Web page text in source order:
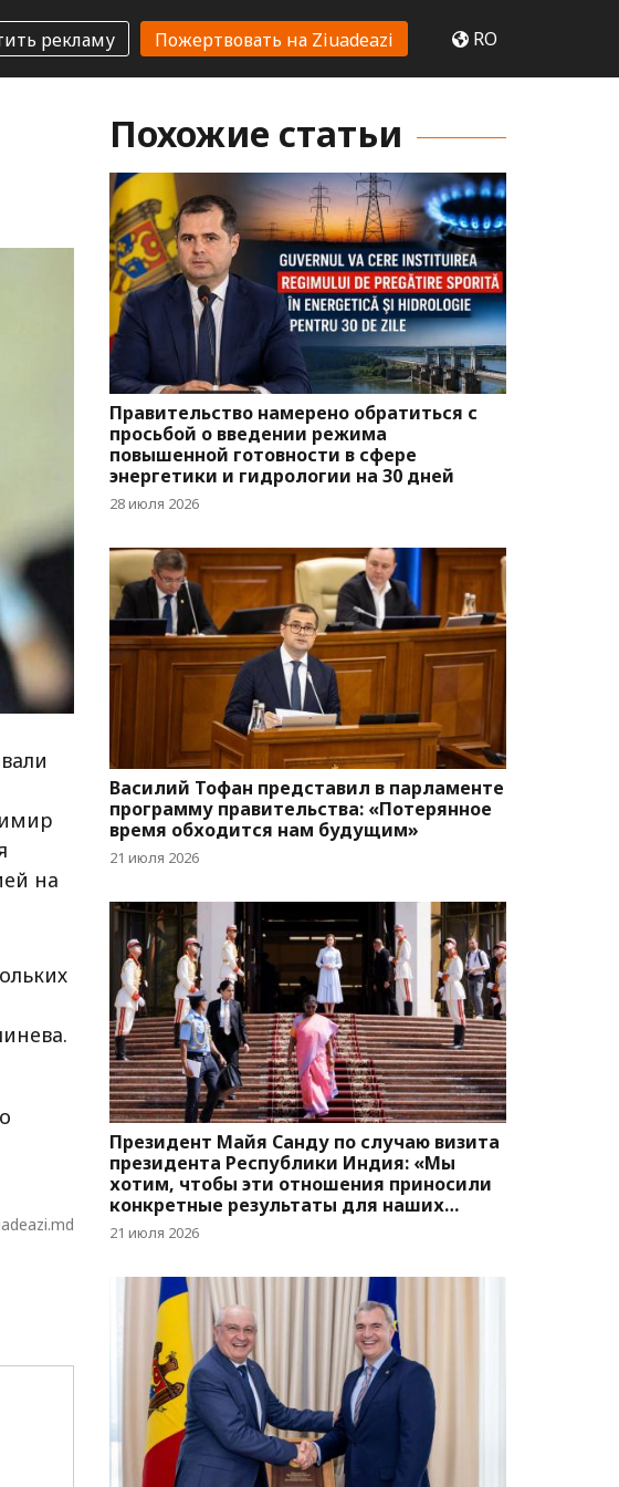
рекламу Пожертвовать на Ziuadeazi RO
на
Похожие статьи
Правительство намерено обратиться с
просьбой о введении режима
повышенной готовности в сфере
энергетики и гидрологии на 30 дней
28 июля 2026
Василий Тофан представил в парламенте
программу правительства: «Потерянное
время обходится нам будущим»
21 июля 2026
Президент Майя Санду по случаю визита
президента Республики Индия: «Мы
хотим, чтобы эти отношения приносили
конкретные результаты для наших
граждан»
21 июля 2026